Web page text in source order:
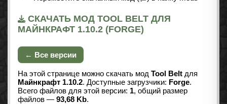
СКАЧАТЬ МОД TOOL BELT ДЛЯ
МАЙНКРАФТ 1.10.2 (FORGE)
← Все версии
На этой странице можно скачать мод Tool Belt для
Майнкрафт 1.10.2. Доступные загрузчики: Forge.
Всего файлов для этой версии: 1, общий размер
файлов — 93,68 Kb.